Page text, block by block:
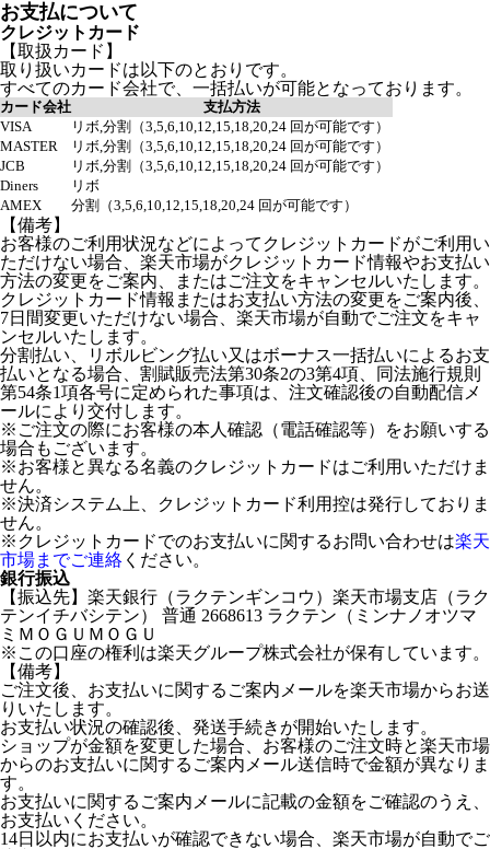
お支払について
クレジットカード
【取扱カード】
取り扱いカードは以下のとおりです。
すべてのカード会社で、一括払いが可能となっております。
カード会社
支払方法
VISA
リボ,分割（3,5,6,10,12,15,18,20,24 回が可能です）
MASTER
リボ,分割（3,5,6,10,12,15,18,20,24 回が可能です）
JCB
リボ,分割（3,5,6,10,12,15,18,20,24 回が可能です）
Diners
リボ
AMEX
分割（3,5,6,10,12,15,18,20,24 回が可能です）
【備考】
お客様のご利用状況などによってクレジットカードがご利用い
ただけない場合、楽天市場がクレジットカード情報やお支払い
方法の変更をご案内、またはご注文をキャンセルいたします。
クレジットカード情報またはお支払い方法の変更をご案内後、
7日間変更いただけない場合、楽天市場が自動でご注文をキャ
ンセルいたします。
分割払い、リボルビング払い又はボーナス一括払いによるお支
払いとなる場合、割賦販売法第30条2の3第4項、同法施行規則
第54条1項各号に定められた事項は、注文確認後の自動配信メ
ールにより交付します。
※ご注文の際にお客様の本人確認（電話確認等）をお願いする
場合もございます。
※お客様と異なる名義のクレジットカードはご利用いただけま
せん。
※決済システム上、クレジットカード利用控は発行しておりま
せん。
※クレジットカードでのお支払いに関するお問い合わせは楽天
市場までご連絡 ください。
銀行振込
【振込先】楽天銀行（ラクテンギンコウ）楽天市場支店（ラク
テンイチバシテン） 普通 2668613 ラクテン（ミンナノオツマ
ミＭＯＧＵＭＯＧＵ
※この口座の権利は楽天グループ株式会社が保有しています。
【備考】
ご注文後、お支払いに関するご案内メールを楽天市場からお送
りいたします。
お支払い状況の確認後、発送手続きが開始いたします。
ショップが金額を変更した場合、お客様のご注文時と楽天市場
からのお支払いに関するご案内メール送信時で金額が異なりま
す。
お支払いに関するご案内メールに記載の金額をご確認のうえ、
お支払いください。
14日以内にお支払いが確認できない場合、楽天市場が自動でご